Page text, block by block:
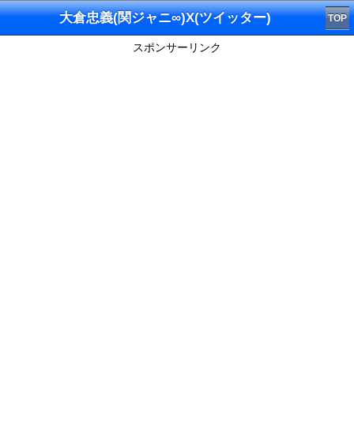
大倉忠義(関ジャニ∞)X(ツイッター) TOP
スポンサーリンク